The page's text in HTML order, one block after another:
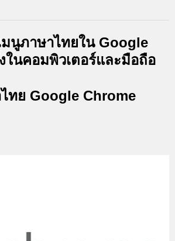
มนูภาษาไทยใน Google
ในคอมพิวเตอร์และมือถือ
ทย Google Chrome